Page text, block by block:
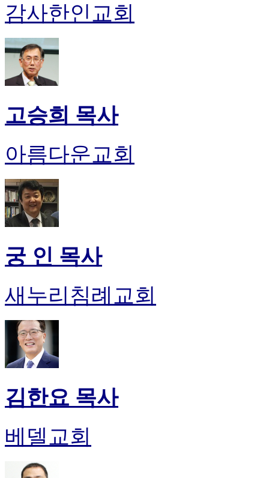
감사한인교회
고승희 목사
아름다운교회
궁 인 목사
새누리침례교회
김한요 목사
베델교회